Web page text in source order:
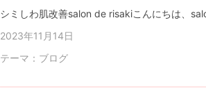
2023年11月14日
テーマ： ブログ